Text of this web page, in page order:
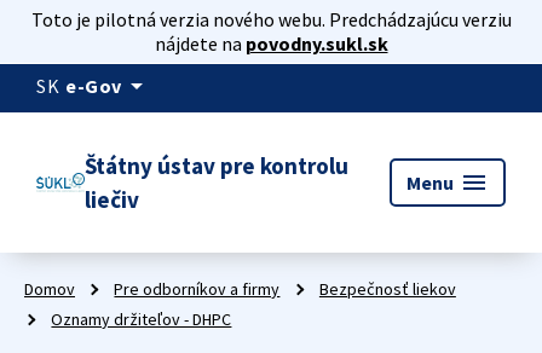
Toto je pilotná verzia nového webu. Predchádzajúcu verziu
nájdete na povodny.sukl.sk
SK e-Gov arrow_drop_down
Štátny ústav pre kontrolu
liečiv
Menu menu
Domov Pre odborníkov a firmy
Bezpečnosť liekov
Oznamy držiteľov - DHPC